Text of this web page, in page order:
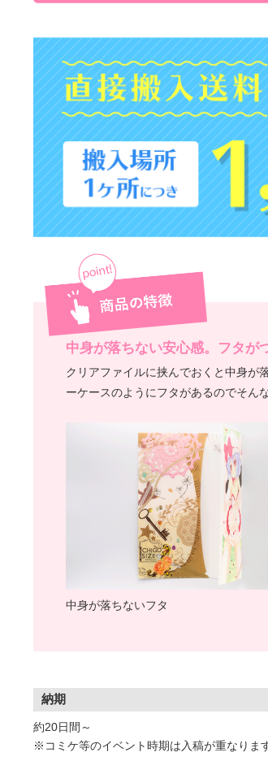
中身が落ちない安心感。フタが
クリアファイルに挟んでおくと中身が
ーケースのようにフタがあるのでそん
中身が落ちないフタ
納期
約20日間～
※コミケ等のイベント時期は入稿が重なりま